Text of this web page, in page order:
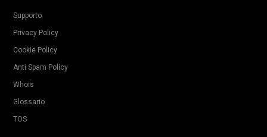
Supporto
Privacy Policy
Cookie Policy
Anti Spam Policy
Whois
Glossario
TOS